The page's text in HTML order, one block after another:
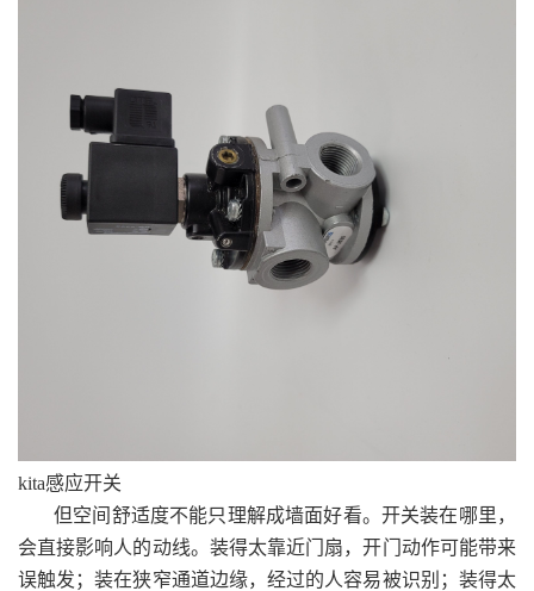
kita感应开关
但空间舒适度不能只理解成墙面好看。开关装在哪里，
会直接影响人的动线。装得太靠近门扇，开门动作可能带来
误触发；装在狭窄通道边缘，经过的人容易被识别；装得太